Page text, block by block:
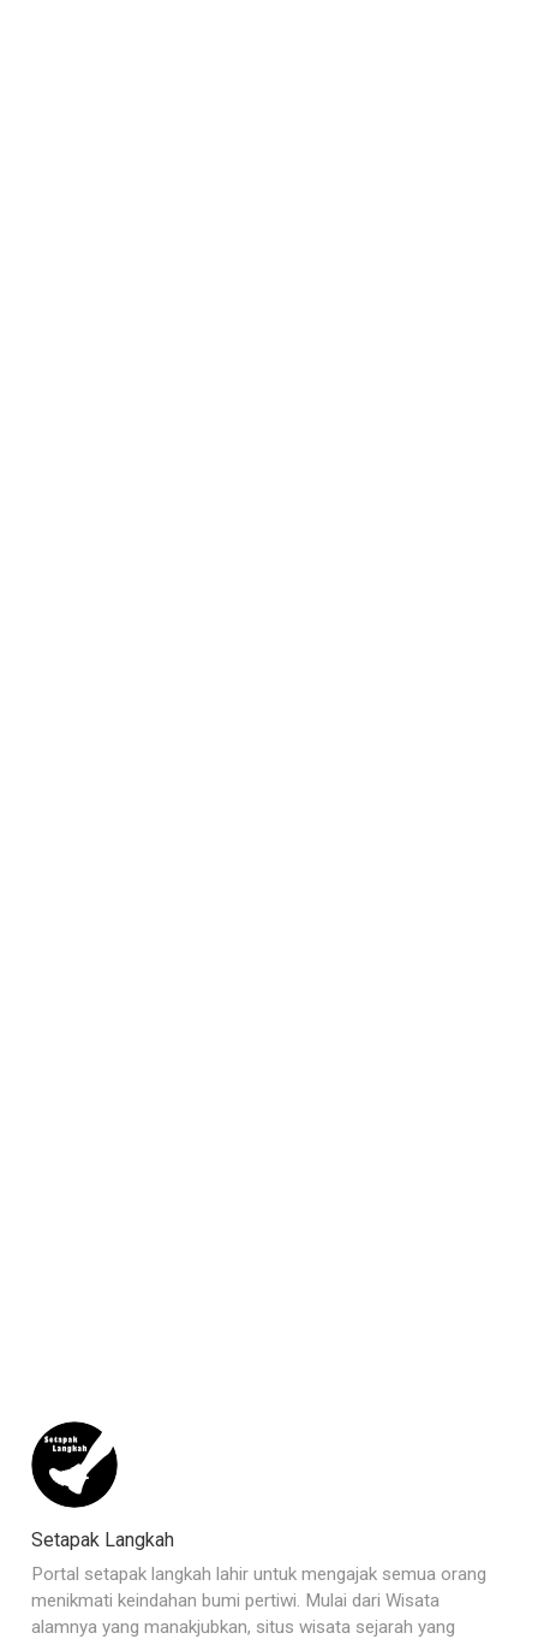
Setapak Langkah
Portal setapak langkah lahir untuk mengajak semua orang
menikmati keindahan bumi pertiwi. Mulai dari Wisata
alamnya yang manakjubkan, situs wisata sejarah yang